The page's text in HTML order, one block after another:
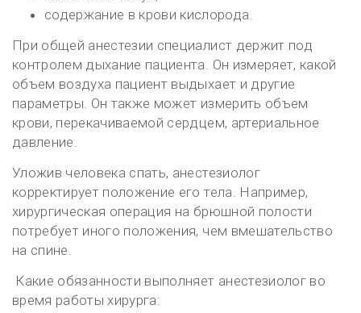
содержание в крови кислорода.
При общей анестезии специалист держит под
контролем дыхание пациента. Он измеряет, какой
объем воздуха пациент выдыхает и другие
параметры. Он также может измерить объем
крови, перекачиваемой сердцем, артериальное
давление.
Уложив человека спать, анестезиолог
корректирует положение его тела. Например,
хирургическая операция на брюшной полости
потребует иного положения, чем вмешательство
на спине.
Какие обязанности выполняет анестезиолог во
время работы хирурга: